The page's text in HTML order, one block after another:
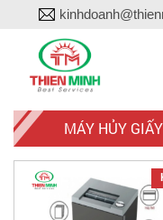
MÁY HỦY